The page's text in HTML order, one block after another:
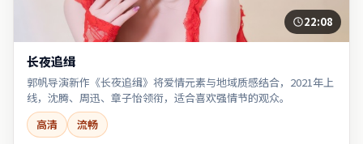
22:08
长夜追缉
郭帆导演新作《长夜追缉》将爱情元素与地域质感结合，2021年上
线，沈腾、周迅、章子怡领衔，适合喜欢强情节的观众。
高清
流畅